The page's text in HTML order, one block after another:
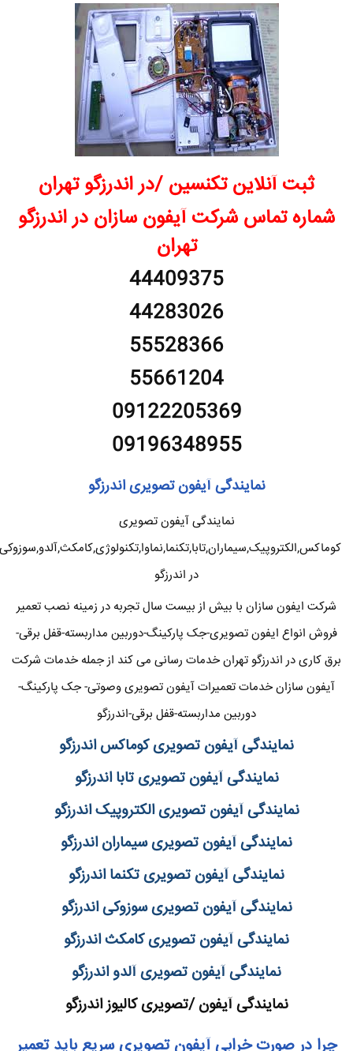
ثبت آنلاین تکنسین /در اندرزگو تهران
شماره تماس شرکت آیفون سازان در اندرزگو
تهران
44409375
44283026
55528366
55661204
09122205369
09196348955
نمایندگی آیفون تصویری اندرزگو
نمایندگی آیفون تصویری
کوماکس,الکتروپیک,سیماران,تابا,تکنما,نماوا,تکنولوژی,کامکث,آلدو,سوزوکی
در اندرزگو
شرکت ایفون سازان با بیش از بیست سال تجربه در زمینه نصب تعمیر
فروش انواع ایفون تصویری-جک پارکینگ-دوربین مداربسته-قفل برقی-
برق کاری در اندرزگو تهران خدمات رسانی می کند از جمله خدمات شرکت
آیفون سازان خدمات تعمیرات آیفون تصویری وصوتی- جک پارکینگ-
دوربین مداربسته-قفل برقی-اندرزگو
نمایندگی آیفون تصویری کوماکس اندرزگو
نمایندگی آیفون تصویری تابا اندرزگو
نمایندگی آیفون تصویری الکتروپیک اندرزگو
نمایندگی آیفون تصویری سیماران اندرزگو
نمایندگی آیفون تصویری تکنما اندرزگو
نمایندگی آیفون تصویری سوزوکی اندرزگو
نمایندگی آیفون تصویری کامکث اندرزگو
نمایندگی آیفون تصویری آلدو اندرزگو
نمایندگی آیفون /تصویری کالیوز اندرزگو
چرا در صورت خرابی آیفون تصویری سریع باید تعمیر